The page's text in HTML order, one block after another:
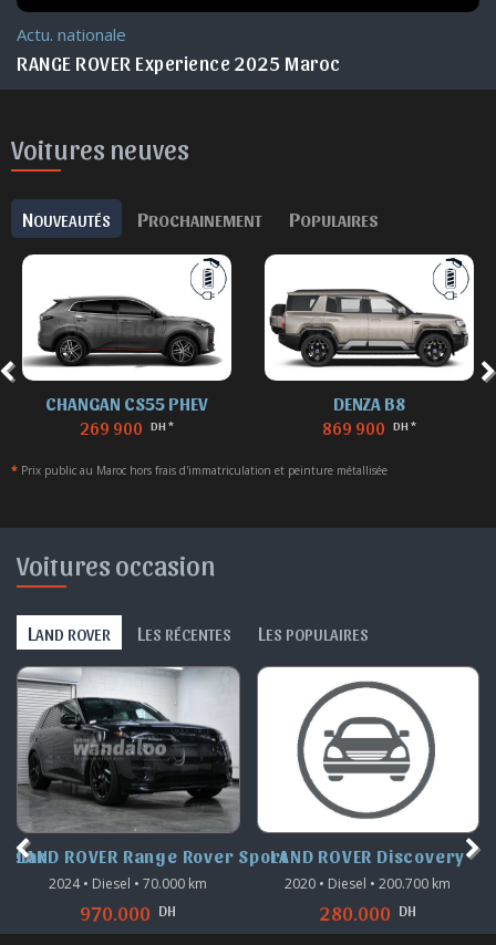
Actu. nationale
RANGE ROVER Experience 2025 Maroc
Voitures neuves
NOUVEAUTÉS PROCHAINEMENT POPULAIRES
CHANGAN CS55 PHEV
269 900 DH *
DENZA B8
869 900 DH *
* Prix public au Maroc hors frais d'immatriculation et peinture métallisée
Voitures occasion
LAND ROVER L ES RÉCENTES L ES POPULAIRES
SportLAND ROVER Discovery
2020 • Diesel • 200.700 km
280.000 DH
LAND ROVER Range Rover
2019 • Diesel • 159.000 km
265.000 DH